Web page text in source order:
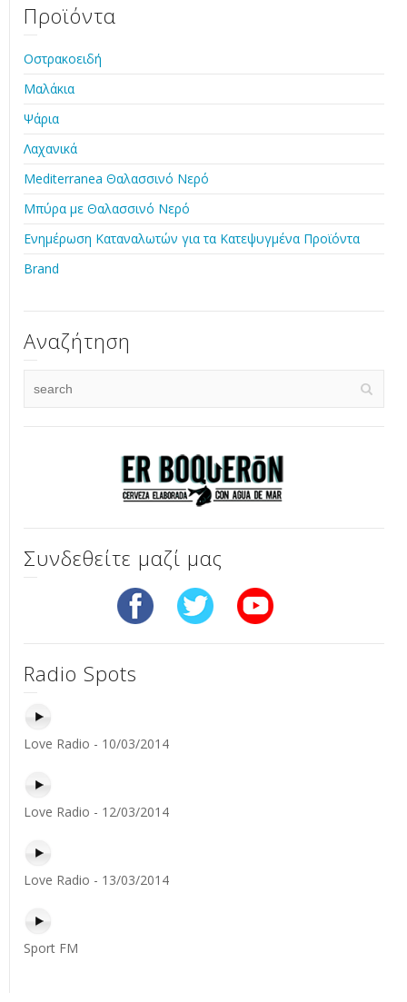
Προϊόντα
Οστρακοειδή
Μαλάκια
Ψάρια
Λαχανικά
Mediterranea Θαλασσινό Νερό
Μπύρα με Θαλασσινό Νερό
Ενημέρωση Καταναλωτών για τα Κατεψυγμένα Προϊόντα
Brand
Αναζήτηση
Συνδεθείτε μαζί μας
Radio Spots
Love Radio - 10/03/2014
Love Radio - 12/03/2014
Love Radio - 13/03/2014
Sport FM